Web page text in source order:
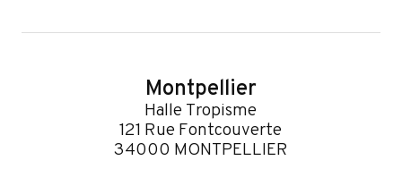
Montpellier
Halle Tropisme
121 Rue Fontcouverte
34000 MONTPELLIER